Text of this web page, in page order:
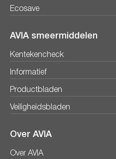
Ecosave
AVIA smeermiddelen
Kentekencheck
Informatief
Productbladen
Veiligheidsbladen
Over AVIA
Over AVIA